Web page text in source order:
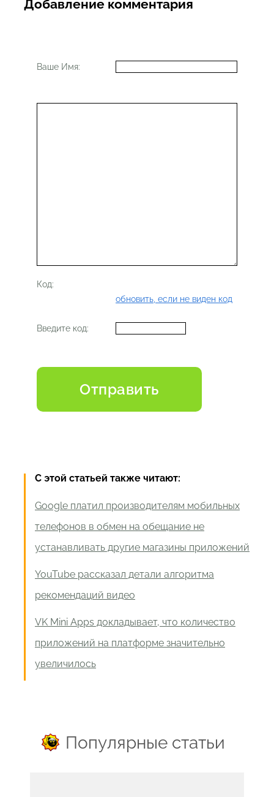
Добавление комментария
Ваше Имя:
Код:
обновить, если не виден код
Введите код:
С этой статьей также читают:
Google платил производителям мобильных
телефонов в обмен на обещание не
устанавливать другие магазины приложений
YouTube рассказал детали алгоритма
рекомендаций видео
VK Mini Apps докладывает, что количество
приложений на платформе значительно
увеличилось
Популярные статьи